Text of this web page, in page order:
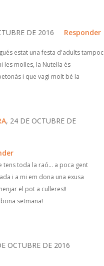
DE 2016 Responder
estat una festa d'adults tampoc
les molles, la Nutella és
i que vagi molt bé la
, 24 DE OCTUBRE DE
tens toda la raó... a poca gent
i a mi em dona una exusa
el pot a culleres!!
setmana!
OCTUBRE DE 2016